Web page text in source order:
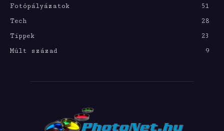
Fotópályázatok
51
Tech
28
Tippek
23
Múlt század
9